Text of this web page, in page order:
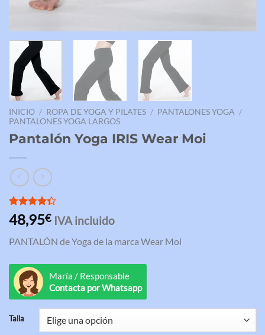
INICIO / ROPA DE YOGA Y PILATES / PANTALONES YOGA /
PANTALONES YOGA LARGOS
Pantalón Yoga IRIS Wear Moi
Valorado
con4.33
base a
3
de clientes
48,95€ IVA incluido
PANTALÓN de Yoga de la marca Wear Moi
María / Responsable
Contacta por Whatsapp
Talla